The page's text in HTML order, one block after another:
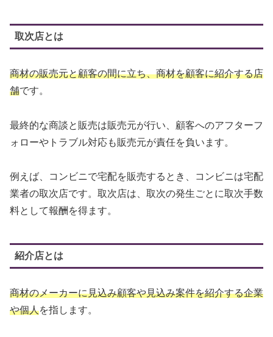
取次店とは
商材の販売元と顧客の間に立ち、商材を顧客に紹介する店
舗です。
最終的な商談と販売は販売元が行い、顧客へのアフターフ
ォローやトラブル対応も販売元が責任を負います。
例えば、コンビニで宅配を販売するとき、コンビニは宅配
業者の取次店です。取次店は、取次の発生ごとに取次手数
料として報酬を得ます。
紹介店とは
商材のメーカーに見込み顧客や見込み案件を紹介する企業
や個人を指します。